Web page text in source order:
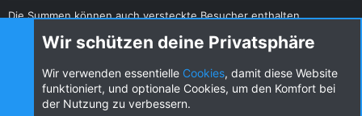
Die Summen können auch versteckte Besucher enthalten.
Diese Seite teilen
Wir schützen deine Privatsphäre
Wir verwenden essentielle Cookies, damit diese Website
funktioniert, und optionale Cookies, um den Komfort bei
der Nutzung zu verbessern.